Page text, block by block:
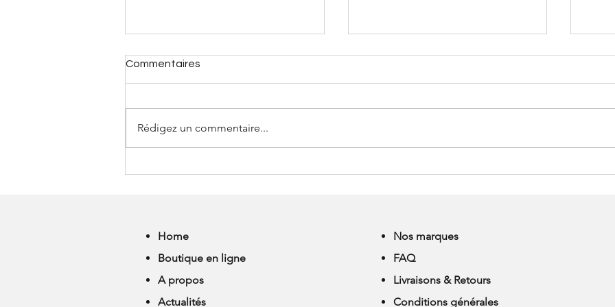
Commentaires
Rédigez un commentaire...
Home
Boutique en ligne
A propos
Actualités
Nos marques
FAQ
Livraisons & Retours
Conditions générales